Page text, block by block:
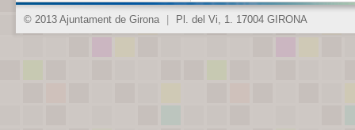
© 2013 Ajuntament de Girona Pl. del Vi, 1. 17004 GIRONA